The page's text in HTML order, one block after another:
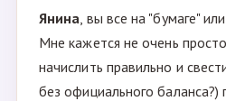
Янина, вы все на "бумаге"
Мне кажется не очень
начислить правильно и
без официального